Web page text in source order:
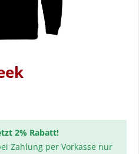
2% Rabatt!
Zahlung per Vorkasse nur